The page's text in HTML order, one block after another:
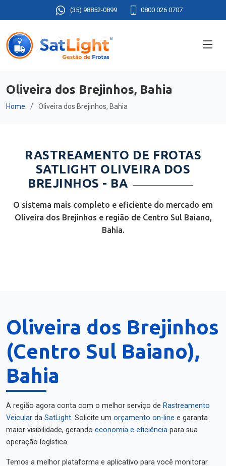
(35) 98852-0899 0800 026 0707
Oliveira dos Brejinhos, Bahia
Home Oliveira dos Brejinhos, Bahia
RASTREAMENTO DE FROTAS
SATLIGHT OLIVEIRA DOS
BREJINHOS - BA
O sistema mais completo e eficiente do mercado em
Oliveira dos Brejinhos e região de Centro Sul Baiano,
Bahia.
Oliveira dos Brejinhos
(Centro Sul Baiano),
Bahia
A região agora conta com o melhor serviço de Rastreamento
Veicular da SatLight. Solicite um orçamento on-line e garanta
maior visibilidade, gerando economia e eficiência para sua
operação logística.
Temos a melhor plataforma e aplicativo para você monitorar